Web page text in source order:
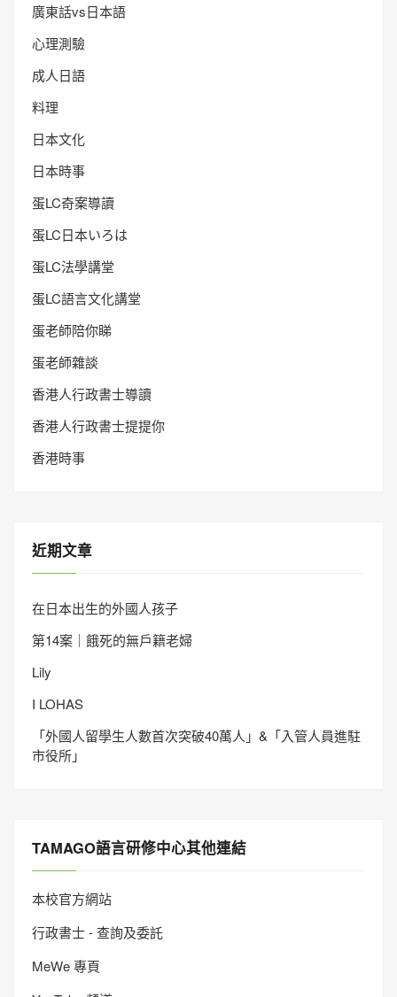
廣東話vs日本語
心理測驗
成人日語
料理
日本文化
日本時事
蛋LC奇案導讀
蛋LC日本いろは
蛋LC法學講堂
蛋LC語言文化講堂
蛋老師陪你睇
蛋老師雜談
香港人行政書士導讀
香港人行政書士提提你
香港時事
近期文章
在日本出生的外國人孩子
第14案｜餓死的無戶籍老婦
Lily
I LOHAS
「外國人留學生人數首次突破40萬人」&「入管人員進駐
市役所」
TAMAGO語言研修中心其他連結
本校官方網站
行政書士 - 查詢及委託
MeWe 專頁